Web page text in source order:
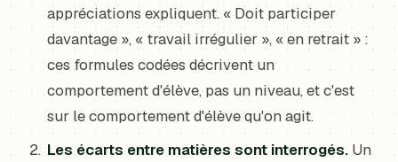
appréciations expliquent. « Doit participer
davantage », « travail irrégulier », « en retrait » :
ces formules codées décrivent un
comportement d'élève, pas un niveau, et c'est
sur le comportement d'élève qu'on agit.
Les écarts entre matières sont interrogés. Un